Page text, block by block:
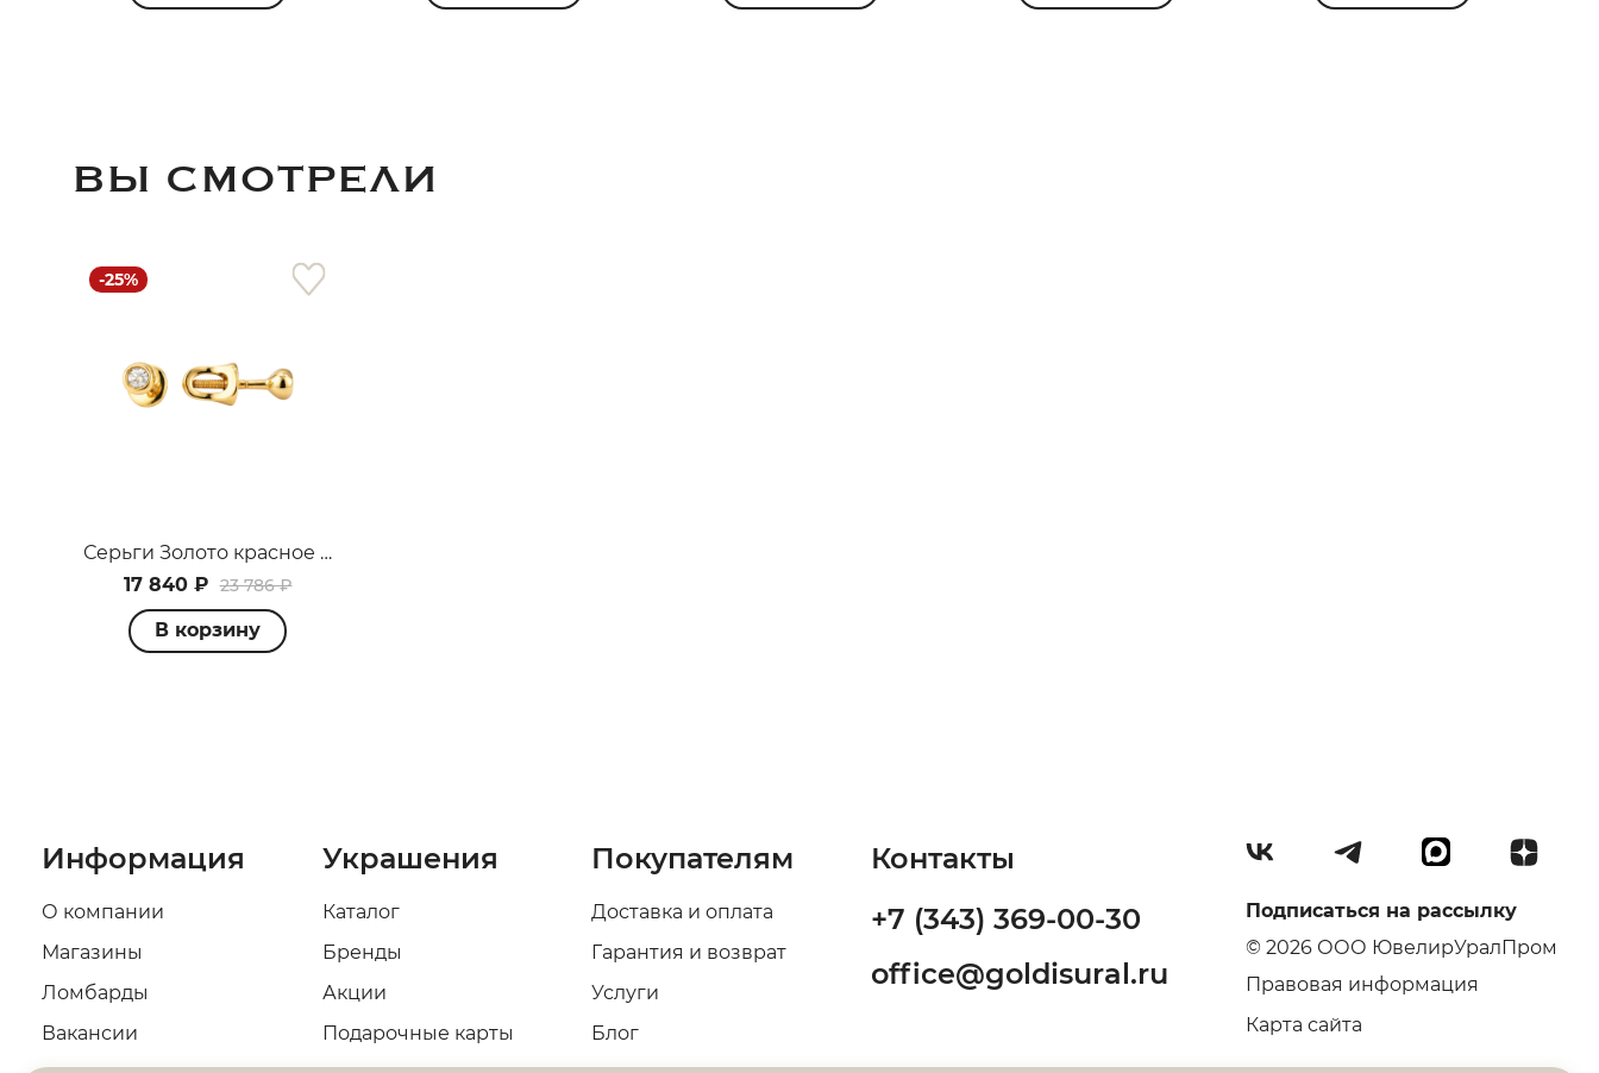
ВЫ СМОТРЕЛИ
-25%
Серьги Золото красное 10500070093
17 840 ₽ 23 786 ₽
В корзину
Информация
О компании
Магазины
Ломбарды
Вакансии
Украшения
Каталог
Бренды
Акции
Подарочные карты
Покупателям
Доставка и оплата
Гарантия и возврат
Услуги
Блог
Контакты
+7 (343) 369-00-30
office@goldisural.ru
Подписаться на рассылку
© 2026 ООО ЮвелирУралПром
Правовая информация
Карта сайта